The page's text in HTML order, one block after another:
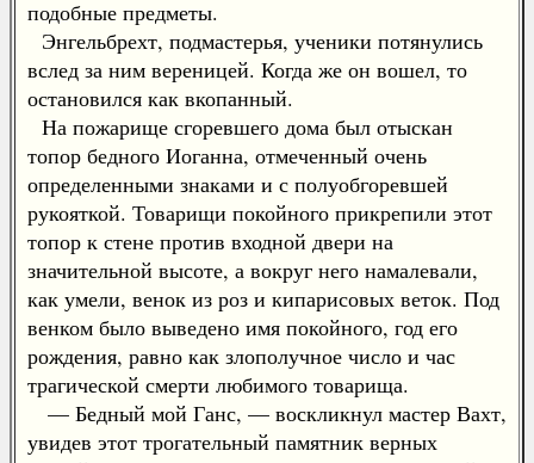
подобные предметы.
Энгельбрехт, подмастерья, ученики потянулись
вслед за ним вереницей. Когда же он вошел, то
остановился как вкопанный.
На пожарище сгоревшего дома был отыскан
топор бедного Иоганна, отмеченный очень
определенными знаками и с полуобгоревшей
рукояткой. Товарищи покойного прикрепили этот
топор к стене против входной двери на
значительной высоте, а вокруг него намалевали,
как умели, венок из роз и кипарисовых веток. Под
венком было выведено имя покойного, год его
рождения, равно как злополучное число и час
трагической смерти любимого товарища.
— Бедный мой Ганс, — воскликнул мастер Вахт,
увидев этот трогательный памятник верных